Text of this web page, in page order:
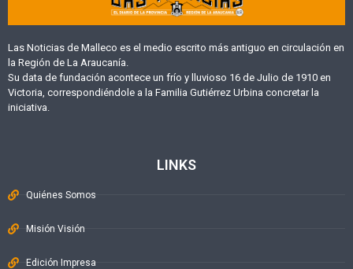
Las Noticias de Malleco es el medio escrito más antiguo en circulación en
la Región de La Araucanía.
Su data de fundación acontece un frío y lluvioso 16 de Julio de 1910 en
Victoria, correspondiéndole a la Familia Gutiérrez Urbina concretar la
iniciativa.
LINKS
Quiénes Somos
Misión Visión
Edición Impresa